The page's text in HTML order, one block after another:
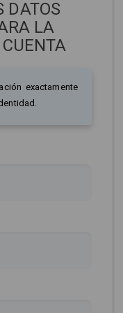
DATOS
LA
exactamente